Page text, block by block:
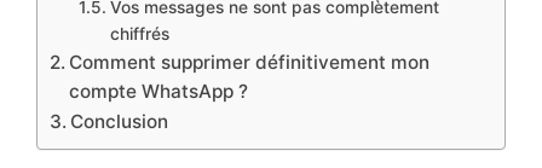
Vos messages ne sont pas complètement
chiffrés
Comment supprimer définitivement mon
compte WhatsApp ?
Conclusion